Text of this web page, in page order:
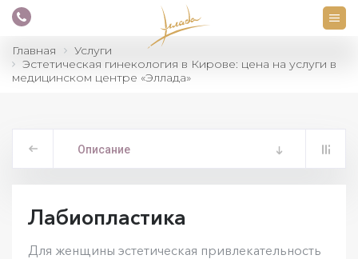
Главная
Услуги
Эстетическая гинекология в Кирове: цена на услуги в
медицинском центре «Эллада»
Описание
Лабиопластика
Для женщины эстетическая привлекательность